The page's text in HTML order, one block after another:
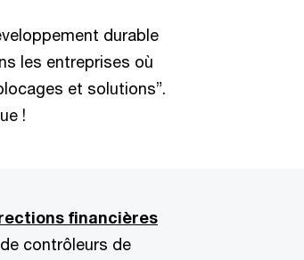
durable
les entreprises où
et solutions”.
!
financières
contrôleurs de